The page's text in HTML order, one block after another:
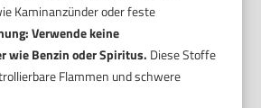
Kaminanzünder oder feste
Verwende keine
wie Benzin oder Spiritus. Diese Stoffe
Flammen und schwere